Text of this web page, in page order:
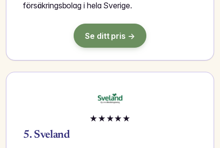
försäkringsbolag i hela Sverige.
Se ditt pris →
★ ★ ★★ ★
5. Sveland